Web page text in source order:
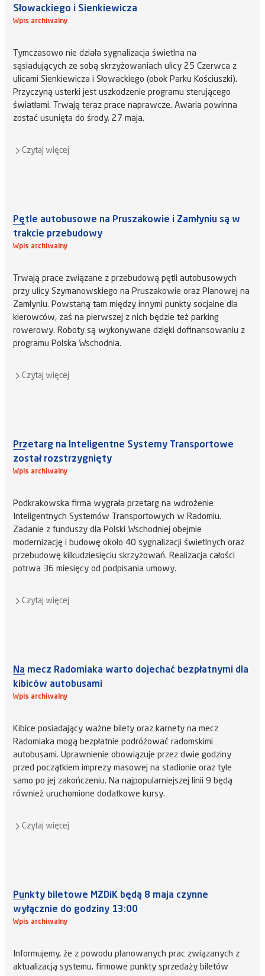
Słowackiego i Sienkiewicza
Wpis archiwalny
Tymczasowo nie działa sygnalizacja świetlna na
sąsiadujących ze sobą skrzyżowaniach ulicy 25 Czerwca z
ulicami Sienkiewicza i Słowackiego (obok Parku Kościuszki).
Przyczyną usterki jest uszkodzenie programu sterującego
światłami. Trwają teraz prace naprawcze. Awaria powinna
zostać usunięta do środy, 27 maja.
Czytaj więcej
Pętle autobusowe na Pruszakowie i Zamłyniu są w
trakcie przebudowy
Wpis archiwalny
Trwają prace związane z przebudową pętli autobusowych
przy ulicy Szymanowskiego na Pruszakowie oraz Planowej na
Zamłyniu. Powstaną tam między innymi punkty socjalne dla
kierowców, zaś na pierwszej z nich będzie też parking
rowerowy. Roboty są wykonywane dzięki dofinansowaniu z
programu Polska Wschodnia.
Czytaj więcej
Przetarg na Inteligentne Systemy Transportowe
został rozstrzygnięty
Wpis archiwalny
Podkrakowska firma wygrała przetarg na wdrożenie
Inteligentnych Systemów Transportowych w Radomiu.
Zadanie z funduszy dla Polski Wschodniej obejmie
modernizację i budowę około 40 sygnalizacji świetlnych oraz
przebudowę kilkudziesięciu skrzyżowań. Realizacja całości
potrwa 36 miesięcy od podpisania umowy.
Czytaj więcej
Na mecz Radomiaka warto dojechać bezpłatnymi dla
kibiców autobusami
Wpis archiwalny
Kibice posiadający ważne bilety oraz karnety na mecz
Radomiaka mogą bezpłatnie podróżować radomskimi
autobusami. Uprawnienie obowiązuje przez dwie godziny
przed początkiem imprezy masowej na stadionie oraz tyle
samo po jej zakończeniu. Na najpopularniejszej linii 9 będą
również uruchomione dodatkowe kursy.
Czytaj więcej
Punkty biletowe MZDiK będą 8 maja czynne
wyłącznie do godziny 13:00
Wpis archiwalny
Informujemy, że z powodu planowanych prac związanych z
aktualizacją systemu, firmowe punkty sprzedaży biletów